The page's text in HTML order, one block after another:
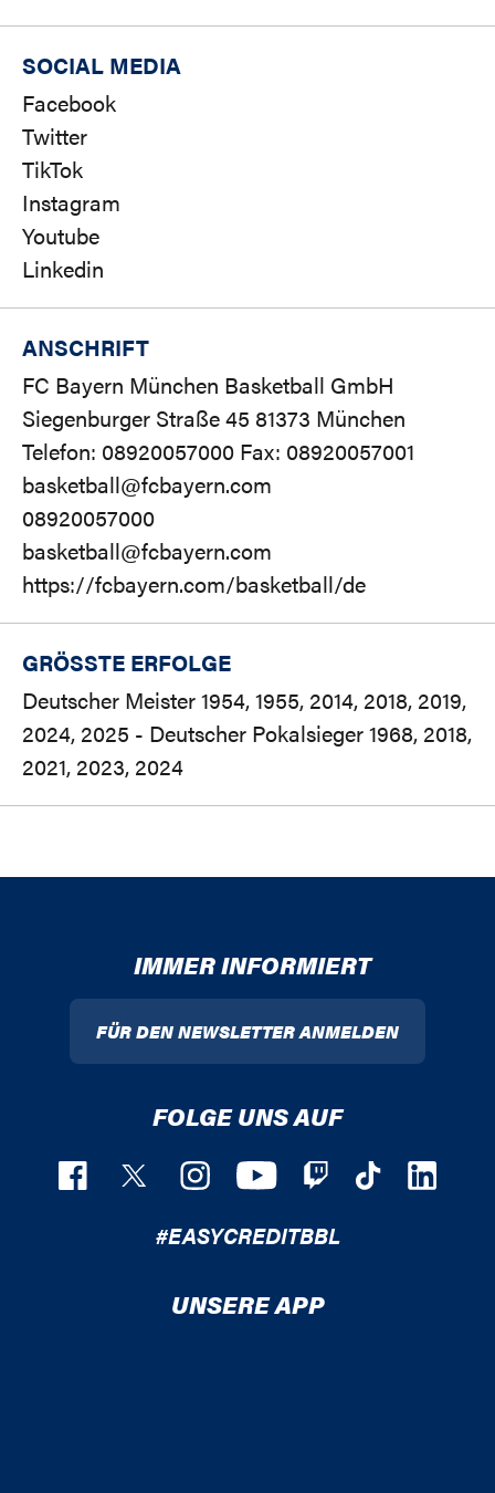
SOCIAL MEDIA
Facebook
Twitter
TikTok
Instagram
Youtube
Linkedin
ANSCHRIFT
FC Bayern München Basketball GmbH
Siegenburger Straße 45 81373 München
Telefon: 08920057000 Fax: 08920057001
basketball@fcbayern.com
08920057000
basketball@fcbayern.com
https://fcbayern.com/basketball/de
GRÖSSTE ERFOLGE
Deutscher Meister 1954, 1955, 2014, 2018, 2019,
2024, 2025 - Deutscher Pokalsieger 1968, 2018,
2021, 2023, 2024
IMMER INFORMIERT
FÜR DEN NEWSLETTER ANMELDEN
FOLGE UNS AUF
#EASYCREDITBBL
UNSERE APP